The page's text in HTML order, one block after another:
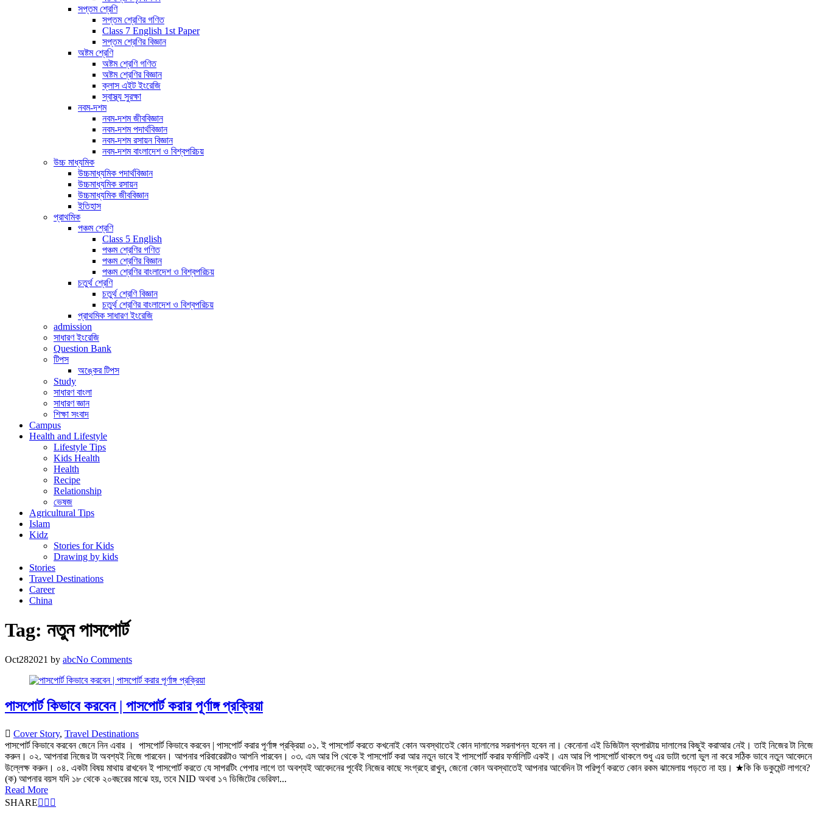
সপ্তম শ্রেণি
সপ্তম শ্রেণির গণিত
Class 7 English 1st Paper
সপ্তম শ্রেণির বিজ্ঞান
অষ্টম শ্রেণি
অষ্টম শ্রেণি গণিত
অষ্টম শ্রেণির বিজ্ঞান
ক্লাস এইট ইংরেজি
স্বাস্থ্য সুরক্ষা
নবম-দশম
নবম-দশম জীববিজ্ঞান
নবম-দশম পদার্থবিজ্ঞান
নবম-দশম রসায়ন বিজ্ঞান
নবম-দশম বাংলাদেশ ও বিশ্বপরিচয়
উচ্চ মাধ্যমিক
উচ্চমাধ্যমিক পদার্থবিজ্ঞান
উচ্চমাধ্যমিক রসায়ন
উচ্চমাধ্যমিক জীববিজ্ঞান
ইতিহাস
প্রাথমিক
পঞ্চম শ্রেণি
Class 5 English
পঞ্চম শ্রেণির গণিত
পঞ্চম শ্রেণির বিজ্ঞান
পঞ্চম শ্রেণির বাংলাদেশ ও বিশ্বপরিচয়
চতুর্থ শ্রেণি
চতুর্থ শ্রেণি বিজ্ঞান
চতুর্থ শ্রেণির বাংলাদেশ ও বিশ্বপরিচয়
প্রাথমিক সাধারণ ইংরেজি
admission
সাধারণ ইংরেজি
Question Bank
টিপস
অঙ্কের টিপস
Study
সাধারণ বাংলা
সাধারণ জ্ঞান
শিক্ষা সংবাদ
Campus
Health and Lifestyle
Lifestyle Tips
Kids Health
Health
Recipe
Relationship
ভেষজ
Agricultural Tips
Islam
Kidz
Stories for Kids
Drawing by kids
Stories
Travel Destinations
Career
China
Tag: নতুন পাসপোর্ট
Oct282021 by abcNo Comments
পাসপোর্ট কিভাবে করবেন | পাসপোর্ট করার পূর্ণাঙ্গ প্রক্রিয়া
Cover Story, Travel Destinations
পাসপোর্ট কিভাবে করবেন জেনে নিন এবার । পাসপোর্ট কিভাবে করবেন | পাসপোর্ট করার পূর্ণাঙ্গ প্রক্রিয়া ০১. ই পাসপোর্ট করতে কখনোই কোন অবস্থাতেই কোন দালালের সরনাপন্ন হবেন না। কেনোনা এই ডিজিটাল ব্যপারটায় দালালের কিছুই করাআর নেই। তাই নিজের টা নিজে
করুন। ০২. আপনারা নিজের টা অবশ্যই নিজে পারবেন। আপনার পরিবারেরটাও আপনি পারবেন। ০৩. এম আর পি থেকে ই পাসপোর্ট করা আর নতুন ভাবে ই পাসপোর্ট করার ফর্মালিটি একই। এম আর পি পাসপোর্ট থাকলে শুধু এর ডাটা গুলো ভুল না করে সঠিক ভাবে নতুন আবেদনে
উল্লেক্ষ করুন। ০৪. একটা বিষয় মাথায় রাখবেন ই পাসপোর্ট করতে যে সাপরটিং পেপার লাগে তা অবশ্যই আবেদনের পূর্বেই নিজের কাছে সংগ্রহে রাখুন, জেনো কোন অবস্থাতেই আপনার আবেদিন টা পরিপূর্ণ করতে কোন রকম ঝামেলায় পড়তে না হয়। ★কি কি ডকুমেন্ট লাগবে?
(ক) আপনার বয়স যদি ১৮ থেকে ২০বছরের মাঝে হয়, তবে NID অথবা ১৭ ডিজিটের ভেরিফা...
Read More
SHARE